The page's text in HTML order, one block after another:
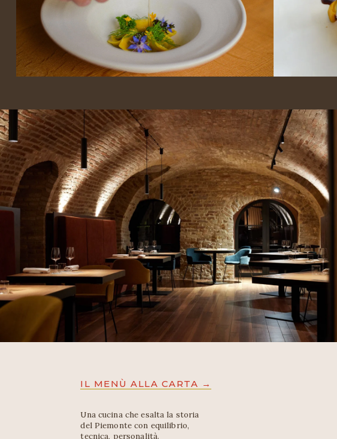
IL MENÙ ALLA CARTA →
Una cucina che esalta la storia
del Piemonte con equilibrio,
tecnica, personalità.